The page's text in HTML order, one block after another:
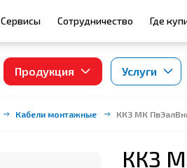
Сервисы Сотрудничество Где
Продукция Услуги
Кабели монтажные ККЗ МК
ККЗ